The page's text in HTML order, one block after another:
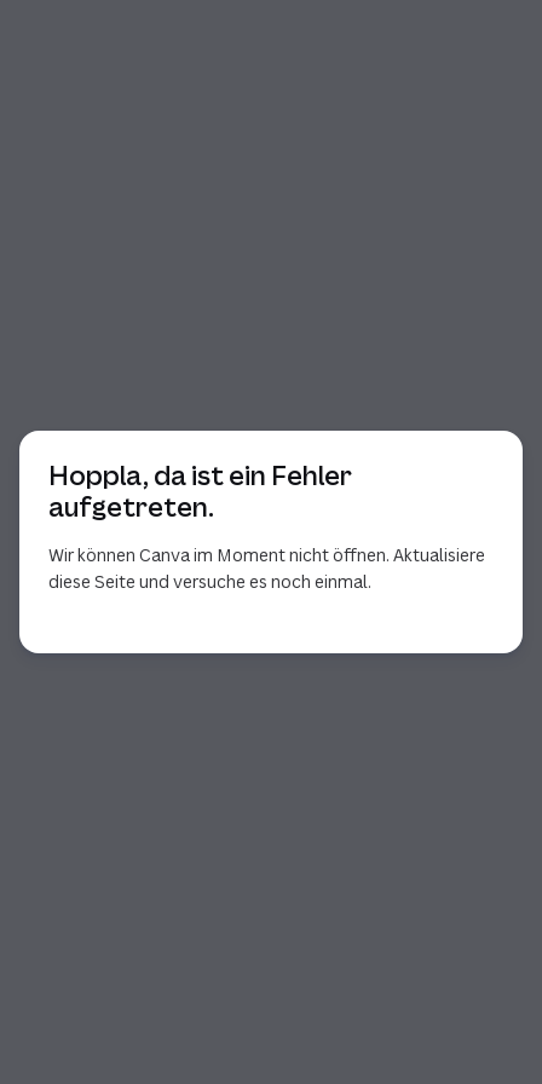
Hoppla, da ist ein Fehler
aufgetreten.
Wir können Canva im Moment nicht öffnen. Aktualisiere
diese Seite und versuche es noch einmal.